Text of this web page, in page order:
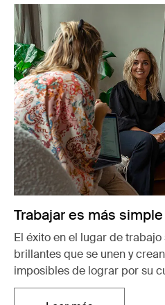
Trabajar es más simple
El éxito en el lugar de
brillantes que se unen y
imposibles de lograr por su